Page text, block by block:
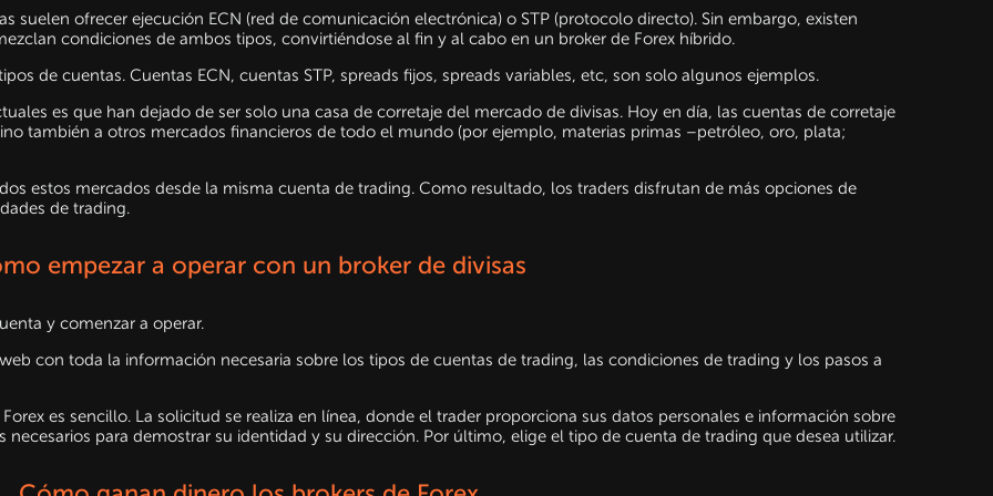
suelen ofrecer ejecución ECN (red de comunicación electrónica) o STP (protocolo directo). Sin embargo, existen
condiciones de ambos tipos, convirtiéndose al fin y al cabo en un broker de Forex híbrido.
de cuentas. Cuentas ECN, cuentas STP, spreads fijos, spreads variables, etc, son solo algunos ejemplos.
es que han dejado de ser solo una casa de corretaje del mercado de divisas. Hoy en día, las cuentas de corretaje
también a otros mercados financieros de todo el mundo (por ejemplo, materias primas –petróleo, oro, plata;
estos mercados desde la misma cuenta de trading. Como resultado, los traders disfrutan de más opciones de
de trading.
empezar a operar con un broker de divisas
y comenzar a operar.
con toda la información necesaria sobre los tipos de cuentas de trading, las condiciones de trading y los pasos a
es sencillo. La solicitud se realiza en línea, donde el trader proporciona sus datos personales e información sobre
para demostrar su identidad y su dirección. Por último, elige el tipo de cuenta de trading que desea utilizar.